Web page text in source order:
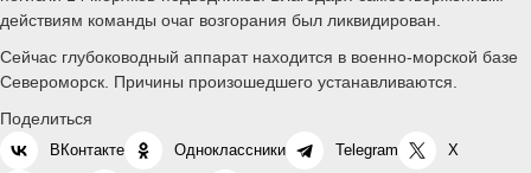
действиям команды очаг возгорания был ликвидирован.
Сейчас глубоководный аппарат находится в военно-морской базе
Североморск. Причины произошедшего устанавливаются.
Поделиться
ВКонтакте Одноклассники Telegram X